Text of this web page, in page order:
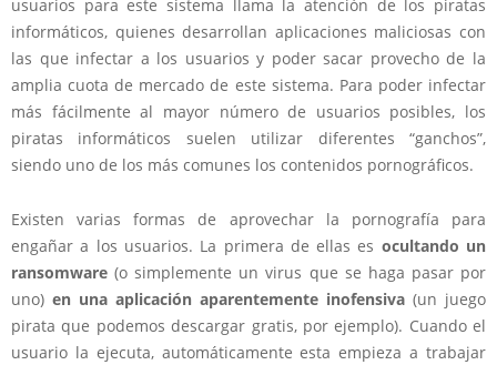
usuarios para este sistema llama la atención de los piratas
informáticos, quienes desarrollan aplicaciones maliciosas con
las que infectar a los usuarios y poder sacar provecho de la
amplia cuota de mercado de este sistema. Para poder infectar
más fácilmente al mayor número de usuarios posibles, los
piratas informáticos suelen utilizar diferentes “ganchos”,
siendo uno de los más comunes los contenidos pornográficos.
Existen varias formas de aprovechar la pornografía para
engañar a los usuarios. La primera de ellas es ocultando un
ransomware (o simplemente un virus que se haga pasar por
uno) en una aplicación aparentemente inofensiva (un juego
pirata que podemos descargar gratis, por ejemplo). Cuando el
usuario la ejecuta, automáticamente esta empieza a trabajar